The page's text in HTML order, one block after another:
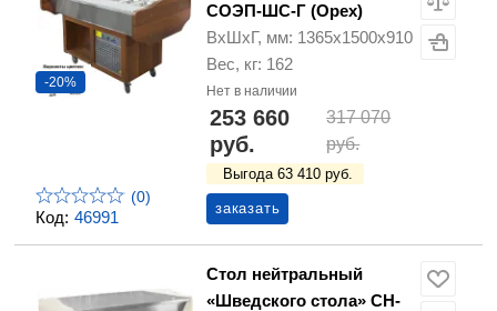
Код: 46991
-20%
(0)
СОЭП-ШС-Г (Орех)
ВхШхГ, мм: 1365х1500х910
Вес, кг: 162
Нет в наличии
253 660
руб.
317 070
руб.
Выгода 63 410 руб.
заказать
Стол нейтральный
«Шведского стола» СН-